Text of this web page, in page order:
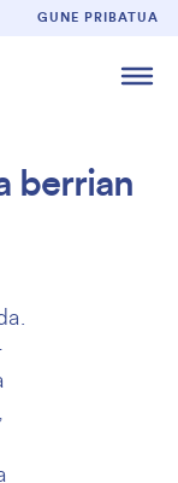
GUNE PRIBATUA
berrian